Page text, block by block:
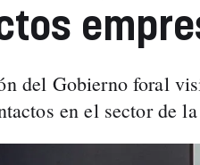
del Gobierno foral
en el sector de